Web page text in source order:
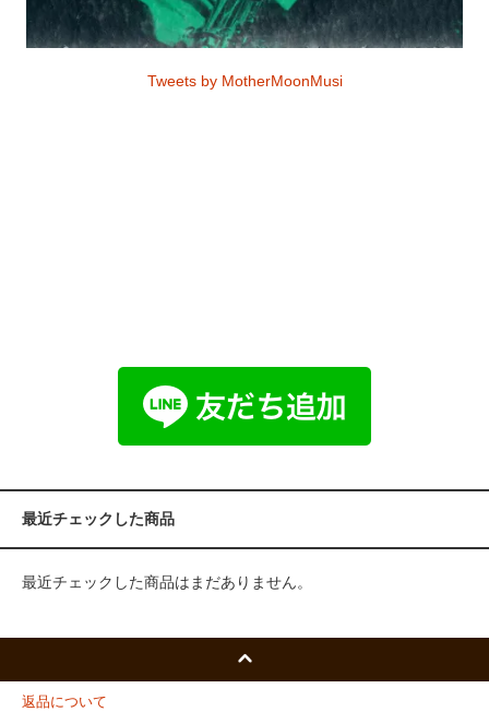
Tweets by MotherMoonMusi
最近チェックした商品
最近チェックした商品はまだありません。
返品について